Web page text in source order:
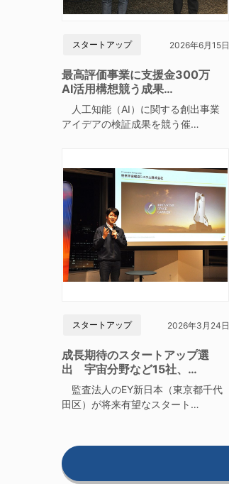
スタートアップ 2026年6月15日
最高評価事業に支援金300万
AI活用構想競う成果…
人工知能（AI）に関する創出事業
アイデアの検証成果を競う催…
スタートアップ 2026年3月24日
成長期待のスタートアップ選
出 宇宙分野など15社、…
監査法人のEY新日本（東京都千代
田区）が将来有望なスタート…